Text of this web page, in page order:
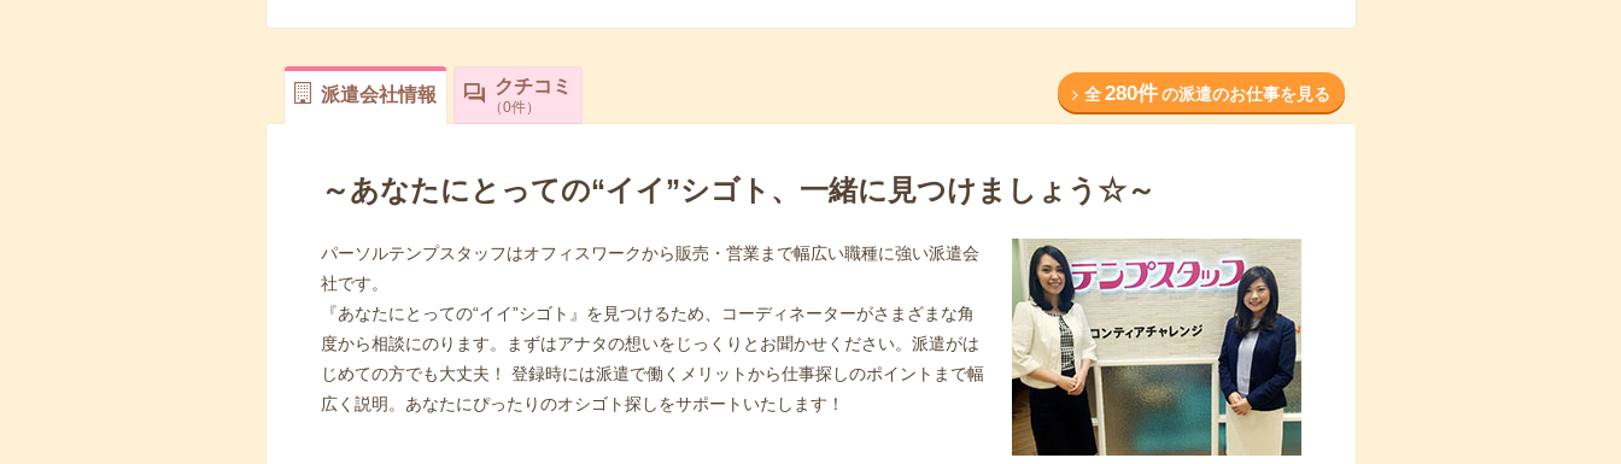
派遣会社情報 クチコミ
0件
全 280件 の派遣のお仕事を見る
～あなたにとっての“イイ”シゴト、一緒に見つけましょう☆～
パーソルテンプスタッフはオフィスワークから販売・営業まで幅広い職種に強い派遣会
社です。
『あなたにとっての“イイ”シゴト』を見つけるため、コーディネーターがさまざまな角
度から相談にのります。まずはアナタの想いをじっくりとお聞かせください。派遣がは
じめての方でも大丈夫！ 登録時には派遣で働くメリットから仕事探しのポイントまで幅
広く説明。あなたにぴったりのオシゴト探しをサポートいたします！